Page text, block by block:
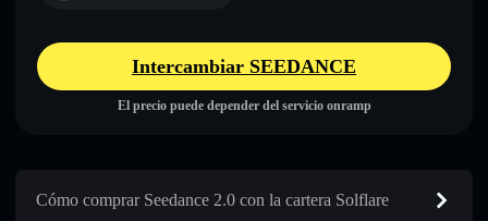
Intercambiar SEEDANCE
El precio puede depender del servicio onramp
Cómo comprar Seedance 2.0 con la cartera Solflare